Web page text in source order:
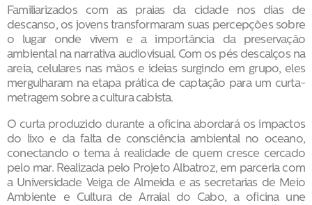
Familiarizados com as praias da cidade nos dias de
descanso, os jovens transformaram suas percepções sobre
o lugar onde vivem e a importância da preservação
ambiental na narrativa audiovisual. Com os pés descalços na
areia, celulares nas mãos e ideias surgindo em grupo, eles
mergulharam na etapa prática de captação para um curta-
metragem sobre a cultura cabista.
O curta produzido durante a oficina abordará os impactos
do lixo e da falta de consciência ambiental no oceano,
conectando o tema à realidade de quem cresce cercado
pelo mar. Realizada pelo Projeto Albatroz, em parceria com
a Universidade Veiga de Almeida e as secretarias de Meio
Ambiente e Cultura de Arraial do Cabo, a oficina une